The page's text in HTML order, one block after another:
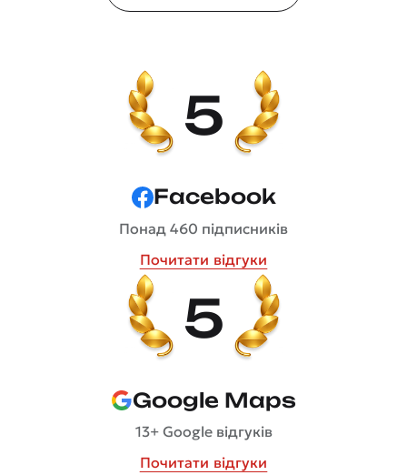
5
Facebook
Понад 460 підписників
Почитати відгуки
5
Google Maps
13+ Google відгуків
Почитати відгуки